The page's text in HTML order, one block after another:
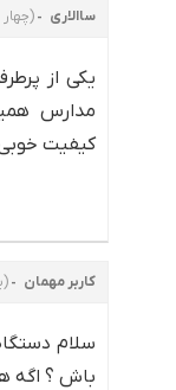
ساالاری (چهار شنبه 01
یکی از
مدارس
کیفیت خوبی
کاربر مهمان
سلام
باش ؟ اگه